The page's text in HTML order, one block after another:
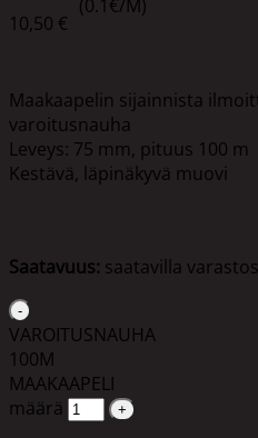
10,50 €
(0.1€/M)
Maakaapelin sijainnista
varoitusnauha
Leveys: 75 mm, pituus 100 m
Kestävä, läpinäkyvä muovi
Saatavuus: saatavilla
VAROITUSNAUHA
100M
MAAKAAPELI
määrä